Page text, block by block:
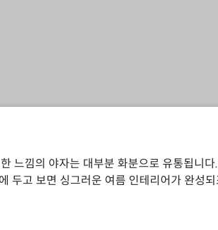
느낌의 야자는 대부분 화분으로 유통됩
두고 보면 싱그러운 여름 인테리어가 완성